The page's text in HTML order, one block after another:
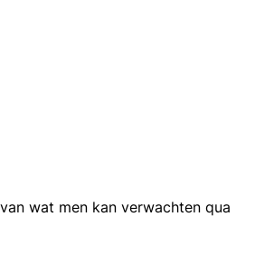
wat men kan verwachten qua